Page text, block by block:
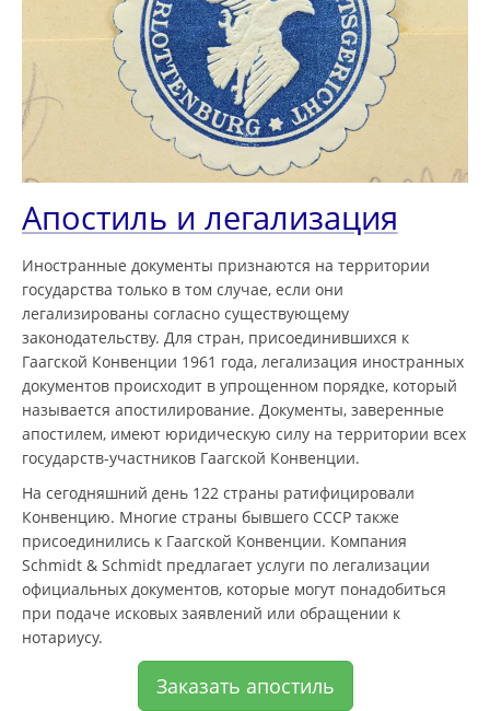
Апостиль и легализация
Иностранные документы признаются на территории
государства только в том случае, если они
легализированы согласно существующему
законодательству. Для стран, присоединившихся к
Гаагской Конвенции 1961 года, легализация иностранных
документов происходит в упрощенном порядке, который
называется апостилирование. Документы, заверенные
апостилем, имеют юридическую силу на территории всех
государств-участников Гаагской Конвенции.
На сегодняшний день 122 страны ратифицировали
Конвенцию. Многие страны бывшего СССР также
присоединились к Гаагской Конвенции. Компания
Schmidt & Schmidt предлагает услуги по легализации
официальных документов, которые могут понадобиться
при подаче исковых заявлений или обращении к
нотариусу.
Заказать апостиль